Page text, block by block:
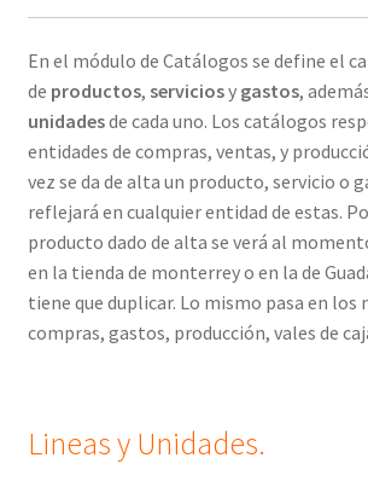
En el módulo de Catálogos se define el
de productos, serviciosy gastos,
unidadesde cada uno. Los catálogos
entidades de compras, ventas, y
vez se da de alta un producto, servicio o
reflejará en cualquier entidad de estas.
producto dado de alta se verá al
en la tienda de monterrey o en la de
tiene que duplicar. Lo mismo pasa en los
compras, gastos, producción, vales de
Lineas y Unidades.